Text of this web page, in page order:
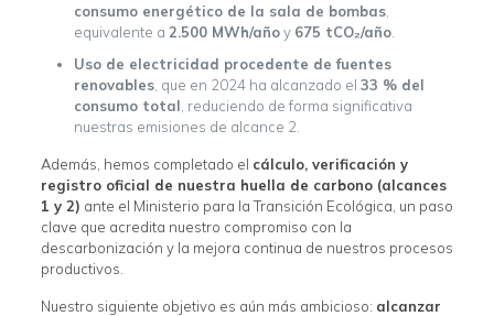
consumo energético de la sala de bombas,
equivalente a 2.500 MWh/añoy 675 tCO₂/año.
Uso de electricidad procedente de fuentes
renovables, que en 2024 ha alcanzado el 33 % del
consumo total , reduciendo de forma significativa
nuestras emisiones de alcance 2.
Además, hemos completado el cálculo, verificación y
registro oficial de nuestra huella de carbono (alcances
1 y 2) ante el Ministerio para la Transición Ecológica, un paso
clave que acredita nuestro compromiso con la
descarbonización y la mejora continua de nuestros procesos
productivos.
Nuestro siguiente objetivo es aún más ambicioso: alcanzar